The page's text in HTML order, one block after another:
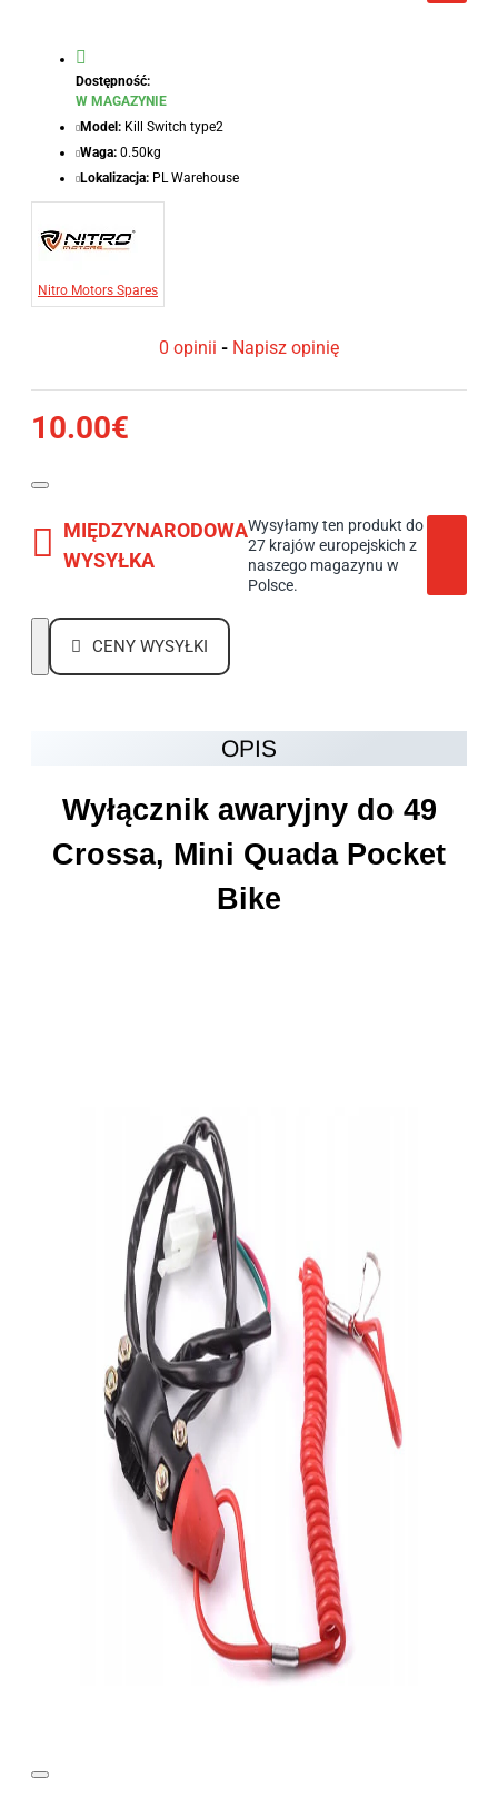
Dostępność:
W MAGAZYNIE
Model: Kill Switch type2
Waga: 0.50kg
Lokalizacja: PL Warehouse
Nitro Motors Spares
0 opinii - Napisz opinię
10.00€
MIĘDZYNARODOWA
WYSYŁKA
Wysyłamy ten produkt do
27 krajów europejskich z
naszego magazynu w
Polsce.
CENY WYSYŁKI
OPIS
Wyłącznik awaryjny do 49
Crossa, Mini Quada Pocket
Bike